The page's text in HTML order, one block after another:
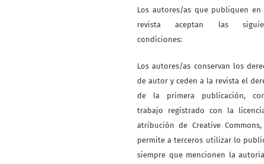
Los autores/as que publiquen en
revista aceptan las
condiciones:
Los autores/as conservan los
de autor y ceden a la revista el
de la primera publicación,
trabajo registrado con la
atribución de Creative
permite a terceros utilizar lo
siempre que mencionen la